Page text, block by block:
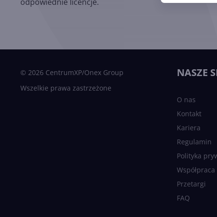
© 2026 CentrumXP/Onex Group
Wszelkie prawa zastrzeżone
NASZE
O nas
Kontakt
Kariera
Regulamin
Polityka
Współpraca
Przetargi
FAQ